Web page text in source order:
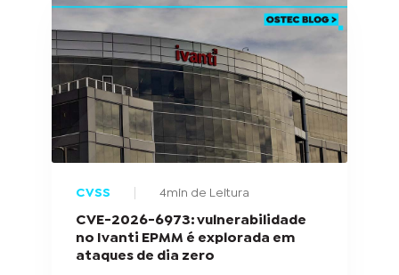
CVSS 4min de Leitura
CVE-2026-6973: vulnerabilidade
no Ivanti EPMM é explorada em
ataques de dia zero